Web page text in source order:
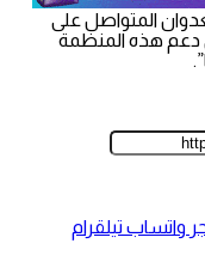
المتواصل على
دعم هذه المنظمة
واتساب تيلقرام